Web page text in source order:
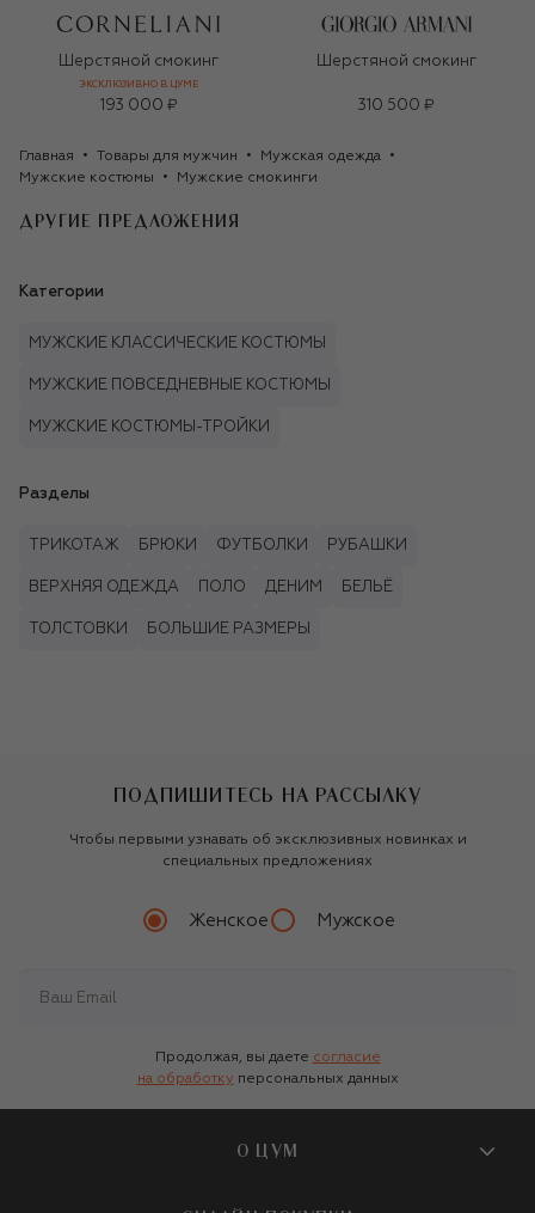
Шерстяной смокинг
ЭКСКЛЮЗИВНО В ЦУМЕ
193 000 ₽
Шерстяной смокинг
310 500 ₽
Главная Товары для мужчин
Мужская одежда
Мужские костюмы
Мужские смокинги
ДРУГИЕ ПРЕДЛОЖЕНИЯ
Категории
МУЖСКИЕ КЛАССИЧЕСКИЕ КОСТЮМЫ
МУЖСКИЕ ПОВСЕДНЕВНЫЕ КОСТЮМЫ
МУЖСКИЕ КОСТЮМЫ-ТРОЙКИ
Разделы
ТРИКОТАЖ БРЮКИ ФУТБОЛКИ РУБАШКИ
ВЕРХНЯЯ ОДЕЖДА ПОЛО ДЕНИМ БЕЛЬЁ
ТОЛСТОВКИ БОЛЬШИЕ РАЗМЕРЫ
ПОДПИШИТЕСЬ НА РАССЫЛКУ
Чтобы первыми узнавать об эксклюзивных новинках и
специальных предложениях
Женское Мужское
Продолжая, вы даете согласие
на обработку персональных данных
О ЦУМ
О магазине